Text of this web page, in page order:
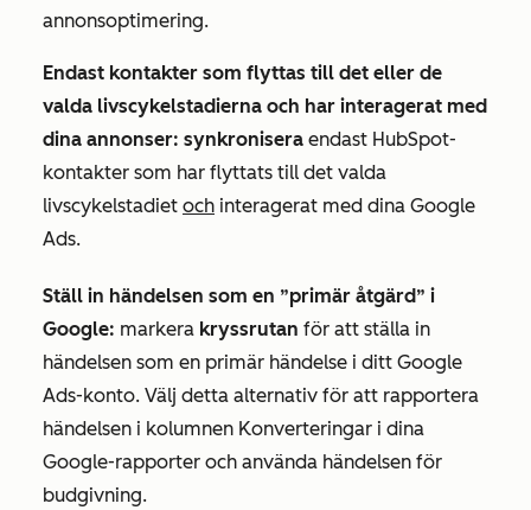
annonsoptimering.
Endast kontakter som flyttas till det eller de
valda livscykelstadierna och har interagerat med
dina annonser: synkronisera endast HubSpot-
kontakter som har flyttats till det valda
livscykelstadiet och interagerat med dina Google
Ads.
Ställ in händelsen som en ”primär åtgärd” i
Google: markera kryssrutan för att ställa in
händelsen som en primär händelse i ditt Google
Ads-konto. Välj detta alternativ för att rapportera
händelsen i kolumnen Konverteringar i dina
Google-rapporter och använda händelsen för
budgivning.